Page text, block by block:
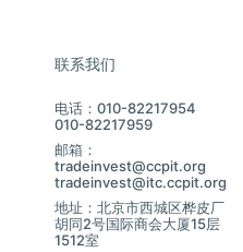
联系我们
电话：010-82217954
010-82217959
邮箱：
tradeinvest@ccpit.org
tradeinvest@itc.ccpit.org
地址：北京市西城区桦皮厂
胡同2号国际商会大厦15层
1512室